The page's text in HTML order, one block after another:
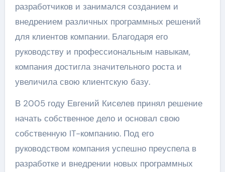
разработчиков и занимался созданием и
внедрением различных программных решений
для клиентов компании. Благодаря его
руководству и профессиональным навыкам,
компания достигла значительного роста и
увеличила свою клиентскую базу.
В 2005 году Евгений Киселев принял решение
начать собственное дело и основал свою
собственную IT-компанию. Под его
руководством компания успешно преуспела в
разработке и внедрении новых программных